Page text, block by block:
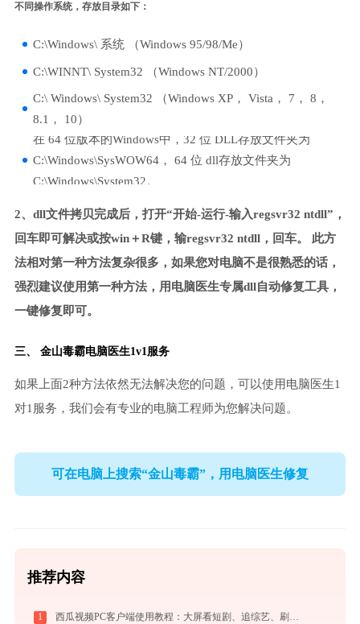
不同操作系统，存放目录如下：
C:\Windows\ 系统 （Windows 95/98/Me）
C:\WINNT\ System32 （Windows NT/2000）
C:\ Windows\ System32 （Windows XP， Vista， 7， 8，
8.1， 10）
在 64 位版本的Windows中，32 位 DLL存放文件夹为
C:\Windows\SysWOW64， 64 位 dll存放文件夹为
C:\Windows\System32。
2、dll文件拷贝完成后，打开“开始-运行-输入regsvr32 ntdll”，
回车即可解决或按win＋R键，输regsvr32 ntdll，回车。 此方
法相对第一种方法复杂很多，如果您对电脑不是很熟悉的话，
强烈建议使用第一种方法，用电脑医生专属dll自动修复工具，
一键修复即可。
三、 金山毒霸电脑医生1v1服务
如果上面2种方法依然无法解决您的问题，可以使用电脑医生1
对1服务，我们会有专业的电脑工程师为您解决问题。
可在电脑上搜索“金山毒霸”，用电脑医生修复
推荐内容
1 西瓜视频PC客户端使用教程：大屏看短剧、追综艺、刷影视的高清播放指南